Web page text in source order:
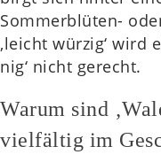
Som­mer­blü­ten-
‚leicht würzig‘ wird
nig‘ nicht gerecht.
Warum sind
vielfältig im